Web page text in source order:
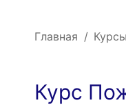
Главная Курсы
Курс